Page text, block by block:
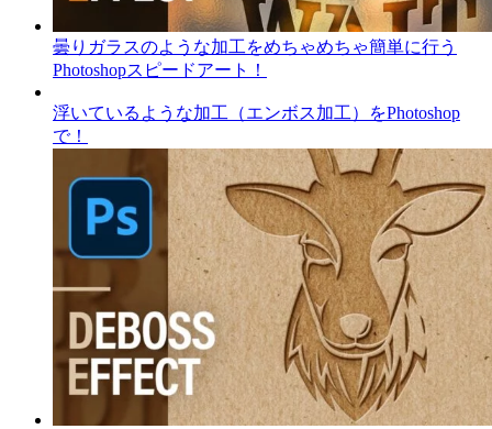
曇りガラスのような加工をめちゃめちゃ簡単に行う
Photoshopスピードアート！
浮いているような加工（エンボス加工）をPhotoshop
で！